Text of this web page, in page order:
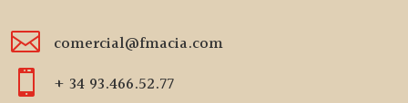
 comercial@fmacia.com
 + 34 93.466.52.77